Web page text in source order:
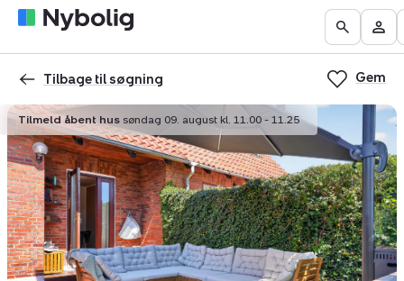
Boliger
til
salg
Find
mægler
Få
vurderet
din
bolig
Go
to
the
Search
page
Mit
Tilbage til søgning Gem
Tilmeld åbent hus søndag 09. august kl. 11.00 - 11.25